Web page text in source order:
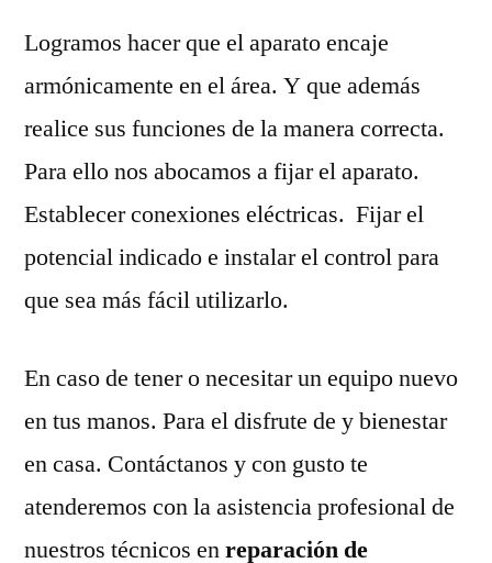
Logramos hacer que el aparato encaje
armónicamente en el área. Y que además
realice sus funciones de la manera correcta.
Para ello nos abocamos a fijar el aparato.
Establecer conexiones eléctricas. Fijar el
potencial indicado e instalar el control para
que sea más fácil utilizarlo.
En caso de tener o necesitar un equipo nuevo
en tus manos. Para el disfrute de y bienestar
en casa. Contáctanos y con gusto te
atenderemos con la asistencia profesional de
nuestros técnicos enreparación de